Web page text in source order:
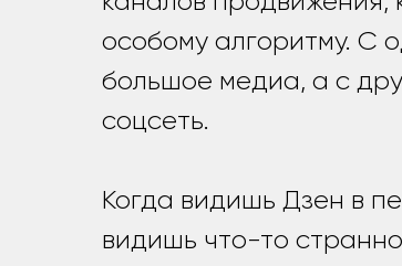
особому алгоритму. С
большое медиа, а с
соцсеть.
Когда видишь Дзен в
видишь что-то